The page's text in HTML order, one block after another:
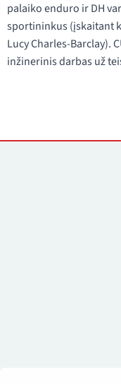
palaiko enduro ir DH
sportininkus (įskaitant
Lucy Charles-Barclay).
inžinerinis darbas už